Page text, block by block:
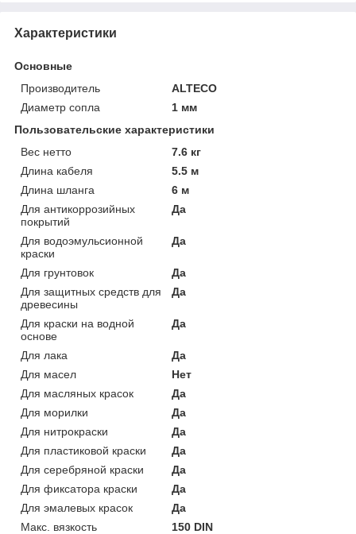
Характеристики
Основные
Производитель
ALTECO
Диаметр сопла
1 мм
Пользовательские характеристики
Вес нетто
7.6 кг
Длина кабеля
5.5 м
Длина шланга
6 м
Для антикоррозийных
покрытий
Да
Для водоэмульсионной
краски
Да
Для грунтовок
Да
Для защитных средств для
древесины
Да
Для краски на водной
основе
Да
Для лака
Да
Для масел
Нет
Для масляных красок
Да
Для морилки
Да
Для нитрокраски
Да
Для пластиковой краски
Да
Для серебряной краски
Да
Для фиксатора краски
Да
Для эмалевых красок
Да
Макс. вязкость
150 DIN